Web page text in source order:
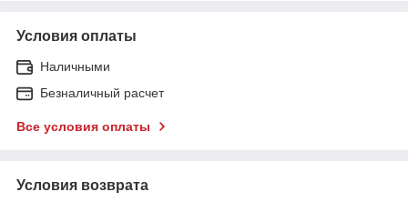
Условия оплаты
Наличными
Безналичный расчет
Все условия оплаты
Условия возврата